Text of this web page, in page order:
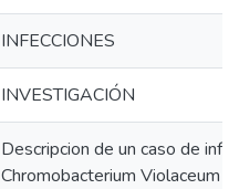
INFECCIONES
INVESTIGACIÓN
Descripcion de un caso de
Chromobacterium Violaceum